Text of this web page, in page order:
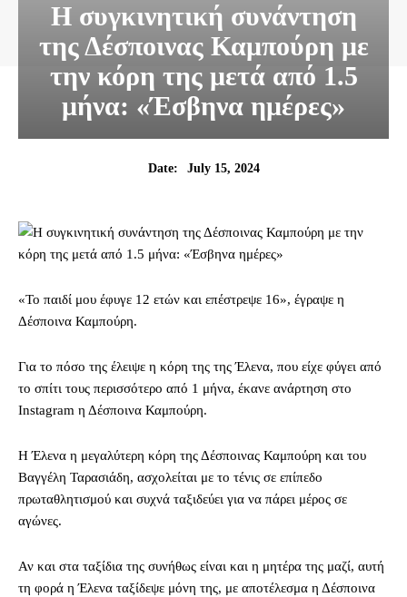
Η συγκινητική συνάντηση
της Δέσποινας Καμπούρη με
την κόρη της μετά από 1.5
μήνα: «Έσβηνα ημέρες»
Date: July 15, 2024
«Το παιδί μου έφυγε 12 ετών και επέστρεψε 16», έγραψε η
Δέσποινα Καμπούρη.
Για το πόσο της έλειψε η κόρη της της Έλενα, που είχε φύγει από
το σπίτι τους περισσότερο από 1 μήνα, έκανε ανάρτηση στο
Instagram η Δέσποινα Καμπούρη.
Η Έλενα η μεγαλύτερη κόρη της Δέσποινας Καμπούρη και του
Βαγγέλη Ταρασιάδη, ασχολείται με το τένις σε επίπεδο
πρωταθλητισμού και συχνά ταξιδεύει για να πάρει μέρος σε
αγώνες.
Αν και στα ταξίδια της συνήθως είναι και η μητέρα της μαζί, αυτή
τη φορά η Έλενα ταξίδεψε μόνη της, με αποτέλεσμα η Δέσποινα